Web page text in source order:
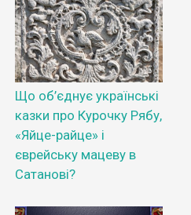
Що об’єднує українські
казки про Курочку Рябу,
«Яйце-райце» і
єврейську мацеву в
Сатанові?